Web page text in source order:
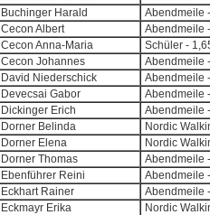
Buchinger Harald
Abendmeile
Cecon Albert
Abendmeile
Cecon Anna-Maria
Schüler -
Cecon Johannes
Abendmeile
David Niederschick
Abendmeile
Devecsai Gabor
Abendmeile
Dickinger Erich
Abendmeile
Dorner Belinda
Nordic
Dorner Elena
Nordic
Dorner Thomas
Abendmeile
Ebenführer Reini
Abendmeile
Eckhart Rainer
Abendmeile
Eckmayr Erika
Nordic